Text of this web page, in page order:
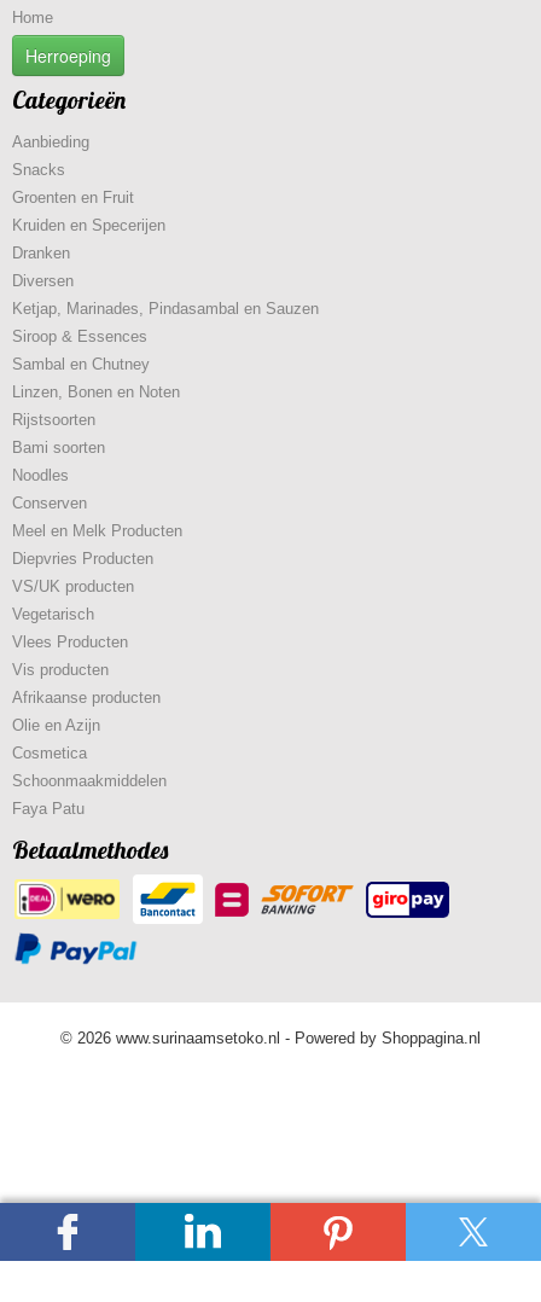
Home
Herroeping
Categorieën
Aanbieding
Snacks
Groenten en Fruit
Kruiden en Specerijen
Dranken
Diversen
Ketjap, Marinades, Pindasambal en Sauzen
Siroop & Essences
Sambal en Chutney
Linzen, Bonen en Noten
Rijstsoorten
Bami soorten
Noodles
Conserven
Meel en Melk Producten
Diepvries Producten
VS/UK producten
Vegetarisch
Vlees Producten
Vis producten
Afrikaanse producten
Olie en Azijn
Cosmetica
Schoonmaakmiddelen
Faya Patu
Betaalmethodes
© 2026 www.surinaamsetoko.nl - Powered by Shoppagina.nl